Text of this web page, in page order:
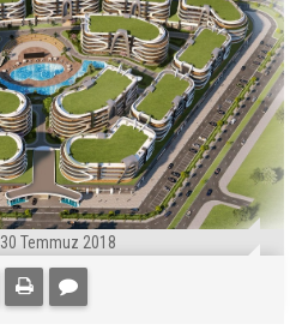
30 Temmuz 2018